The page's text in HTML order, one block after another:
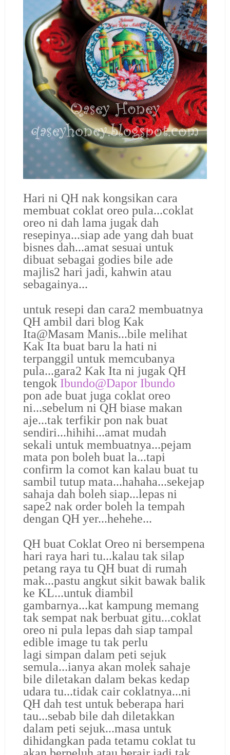
Hari ni QH nak kongsikan cara
membuat coklat oreo pula...coklat
oreo ni dah lama jugak dah
resepinya...siap ade yang dah buat
bisnes dah...amat sesuai untuk
dibuat sebagai godies bile ade
majlis2 hari jadi, kahwin atau
sebagainya...
untuk resepi dan cara2 membuatnya
QH ambil dari blog Kak
Ita@Masam Manis...bile melihat
Kak Ita buat baru la hati ni
terpanggil untuk memcubanya
pula...gara2 Kak Ita ni jugak QH
tengok Ibundo@Dapor Ibundo
pon ade buat juga coklat oreo
ni...sebelum ni QH biase makan
aje...tak terfikir pon nak buat
sendiri...hihihi...amat mudah
sekali untuk membuatnya...pejam
mata pon boleh buat la...tapi
confirm la comot kan kalau buat tu
sambil tutup mata...hahaha...sekejap
sahaja dah boleh siap...lepas ni
sape2 nak order boleh la tempah
dengan QH yer...hehehe...
QH buat Coklat Oreo ni bersempena
hari raya hari tu...kalau tak silap
petang raya tu QH buat di rumah
mak...pastu angkut sikit bawak balik
ke KL...untuk diambil
gambarnya...kat kampung memang
tak sempat nak berbuat gitu...coklat
oreo ni pula lepas dah siap tampal
edible image tu tak perlu
lagi simpan dalam peti sejuk
semula...ianya akan molek sahaje
bile diletakan dalam bekas kedap
udara tu...tidak cair coklatnya...ni
QH dah test untuk beberapa hari
tau...sebab bile dah diletakkan
dalam peti sejuk...masa untuk
dihidangkan pada tetamu coklat tu